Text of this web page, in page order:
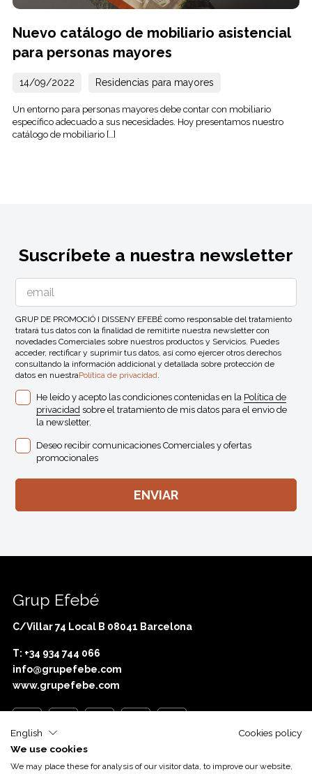
Nuevo catálogo de mobiliario asistencial
para personas mayores
14/09/2022 Residencias para mayores
Un entorno para personas mayores debe contar con mobiliario
específico adecuado a sus necesidades. Hoy presentamos nuestro
catálogo de mobiliario […]
Suscríbete a nuestra newsletter
GRUP DE PROMOCIÓ I DISSENY EFEBÉ como responsable del tratamiento
tratará tus datos con la finalidad de remitirte nuestra newsletter con
novedades Comerciales sobre nuestros productos y Servicios. Puedes
acceder, rectificar y suprimir tus datos, así como ejercer otros derechos
consultando la información addicional y detallada sobre protección de
datos en nuestraPolítica de privacidad.
He leído y acepto las condiciones contenidas en la Política de
privacidad sobre el tratamiento de mis datos para el envio de
la newsletter.
Deseo recibir comunicaciones Comerciales y ofertas
promocionales
Grup Efebé
C/Villar 74 Local B 08041 Barcelona
T: +34 934 744 066
info@grupefebe.com
www.grupefebe.com
Con el apoyo deAcció
English
Cookies policy
We use cookies
We may place these for analysis of our visitor data, to improve our website,